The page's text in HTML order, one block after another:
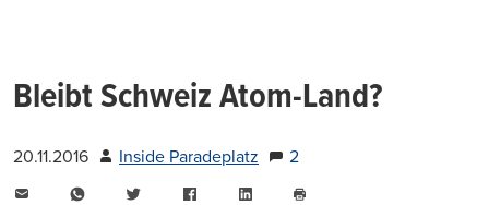
Bleibt Schweiz Atom-Land?
20.11.2016 Inside Paradeplatz
2
WhatsAppTwitter FacebookLinkedIn